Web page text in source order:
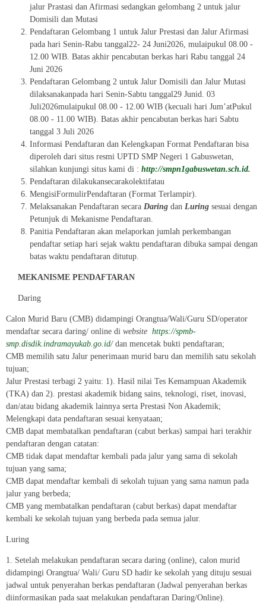
jalur Prastasi dan Afirmasi sedangkan gelombang 2 untuk jalur
Domisili dan Mutasi
Pendaftaran Gelombang 1 untuk Jalur Prestasi dan Jalur Afirmasi
pada hari Senin-Rabu tanggal22- 24 Juni2026, mulaipukul 08.00 -
12.00 WIB. Batas akhir pencabutan berkas hari Rabu tanggal 24
Juni 2026
Pendaftaran Gelombang 2 untuk Jalur Domisili dan Jalur Mutasi
dilaksanakanpada hari Senin-Sabtu tanggal29 Junid. 03
Juli2026mulaipukul 08.00 - 12.00 WIB (kecuali hari Jum’atPukul
08.00 - 11.00 WIB). Batas akhir pencabutan berkas hari Sabtu
tanggal 3 Juli 2026
Informasi Pendaftaran dan Kelengkapan Format Pendaftaran bisa
diperoleh dari situs resmi UPTD SMP Negeri 1 Gabuswetan,
silahkan kunjungi situs kami di : http://smpn1gabuswetan.sch.id.
Pendaftaran dilakukansecarakolektifatau
MengisiFormulirPendaftaran (Format Terlampir).
Melaksanakan Pendaftaran secara Daring dan Luring sesuai dengan
Petunjuk di Mekanisme Pendaftaran.
Panitia Pendaftaran akan melaporkan jumlah perkembangan
pendaftar setiap hari sejak waktu pendaftaran dibuka sampai dengan
batas waktu pendaftaran ditutup.
MEKANISME PENDAFTARAN
Daring
Calon Murid Baru (CMB) didampingi Orangtua/Wali/Guru SD/operator
mendaftar secara daring/ online di website https://spmb-
smp.disdik.indramayukab.go.id/dan mencetak bukti pendaftaran;
CMB memilih satu Jalur penerimaan murid baru dan memilih satu sekolah
tujuan;
Jalur Prestasi terbagi 2 yaitu: 1). Hasil nilai Tes Kemampuan Akademik
(TKA) dan 2). prestasi akademik bidang sains, teknologi, riset, inovasi,
dan/atau bidang akademik lainnya serta Prestasi Non Akademik;
Melengkapi data pendaftaran sesuai kenyataan;
CMB dapat membatalkan pendaftaran (cabut berkas) sampai hari terakhir
pendaftaran dengan catatan:
CMB tidak dapat mendaftar kembali pada jalur yang sama di sekolah
tujuan yang sama;
CMB dapat mendaftar kembali di sekolah tujuan yang sama namun pada
jalur yang berbeda;
CMB yang membatalkan pendaftaran (cabut berkas) dapat mendaftar
kembali ke sekolah tujuan yang berbeda pada semua jalur.
Luring
1. Setelah melakukan pendaftaran secara daring (online), calon murid
didampingi Orangtua/ Wali/ Guru SD hadir ke sekolah yang dituju sesuai
jadwal untuk penyerahan berkas pendaftaran (Jadwal penyerahan berkas
diinformasikan pada saat melakukan pendaftaran Daring/Online).